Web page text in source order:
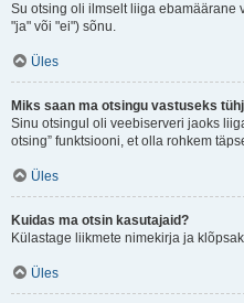
Su otsing oli ilmselt liiga ebamäärane
"ja" või "ei") sõnu.
Üles
Miks saan ma otsingu vastuseks
Sinu otsingul oli veebiserveri jaoks
otsing” funktsiooni, et olla rohkem
Üles
Kuidas ma otsin kasutajaid?
Külastage liikmete nimekirja ja
Üles